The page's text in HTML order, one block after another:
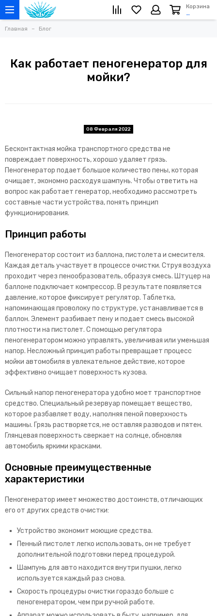
Корзина
…
Главная Блог
Как работает пеногенератор для
мойки?
08 Февраля 2022
Бесконтактная мойка транспортного средства не
повреждает поверхность, хорошо удаляет грязь.
Пеногенератор подает большое количество пены, которая
очищает, экономно расходуя шампунь. Чтобы ответить на
вопрос как работает генератор, необходимо рассмотреть
составные части устройства, понять принцип
функционирования.
Принцип работы
Пеногенератор состоит из баллона, пистолета и смесителя.
Каждая деталь участвует в процессе очистки. Струя воздуха
проходит через пенообразователь, образуя смесь. Штуцер на
баллоне подключает компрессор. В результате появляется
давление, которое фиксирует регулятор. Таблетка,
напоминающая проволоку по структуре, устанавливается в
баллон. Элемент разбивает пену и подает смесь высокой
плотности на пистолет. С помощью регулятора
пеногенератором можно управлять, увеличивая или уменьшая
напор. Несложный принцип работы превращает процесс
мойки автомобиля в увлекательное действие, которое
эффективно очищает поверхность кузова.
Сильный напор пеногенератора удобно моет транспортное
средство. Специальный резервуар помещает вещество,
которое разбавляет воду, наполняя пеной поверхность
машины. Грязь растворяется, не оставляя разводов и пятен.
Глянцевая поверхность сверкает на солнце, обновляя
автомобиль яркими красками.
Основные преимущественные
характеристики
Пеногенератор имеет множество достоинств, отличающих
его от других средств очистки:
Устройство экономит моющие средства.
Пенный пистолет легко использовать, он не требует
дополнительной подготовки перед процедурой.
Шампунь для авто находится внутри пушки, легко
используется каждый раз снова.
Скорость процедуры очистки гораздо больше с
пеногенератором, чем при ручной работе.